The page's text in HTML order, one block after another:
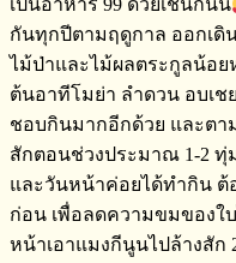
เป็นอาหาร​ 99 ด้วยเช่นกันน
กันทุกปีตามฤดูกาล​ ออกเดิ
ไม้ป่า​และไม้ผลตระกูลน้อย
ต้นอาทีโมย่า​ ลำดวน​ อบเช
ชอบกินมากอีกด้วย​ และตา
สักตอนช่วงประมาณ​ 1-2 ทุ่ม​
และวันหน้าค่อยได้ทำกิน​ ต้
ก่อน​ เพื่อลดความขมของใ
หน้าเอาแมงกีนูนไปล้างสัก​